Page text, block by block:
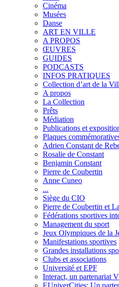
Cinéma
Musées
Danse
ART EN VILLE
A PROPOS
ŒUVRES
GUIDES
PODCASTS
INFOS PRATIQUES
Collection d’art de la
A propos
La Collection
Prêts
Médiation
Publications et
Plaques
Adrien Constant de
Rosalie de Constant
Benjamin Constant
Pierre de Coubertin
Anne Cuneo
...
Siège du CIO
Pierre de Coubertin et
Fédérations sportives
Management du sport
Jeux Olympiques de la
Manifestations sportives
Grandes installations
Clubs et associations
Université et EPF
Interact, un partenariat
EUniverCities: Un